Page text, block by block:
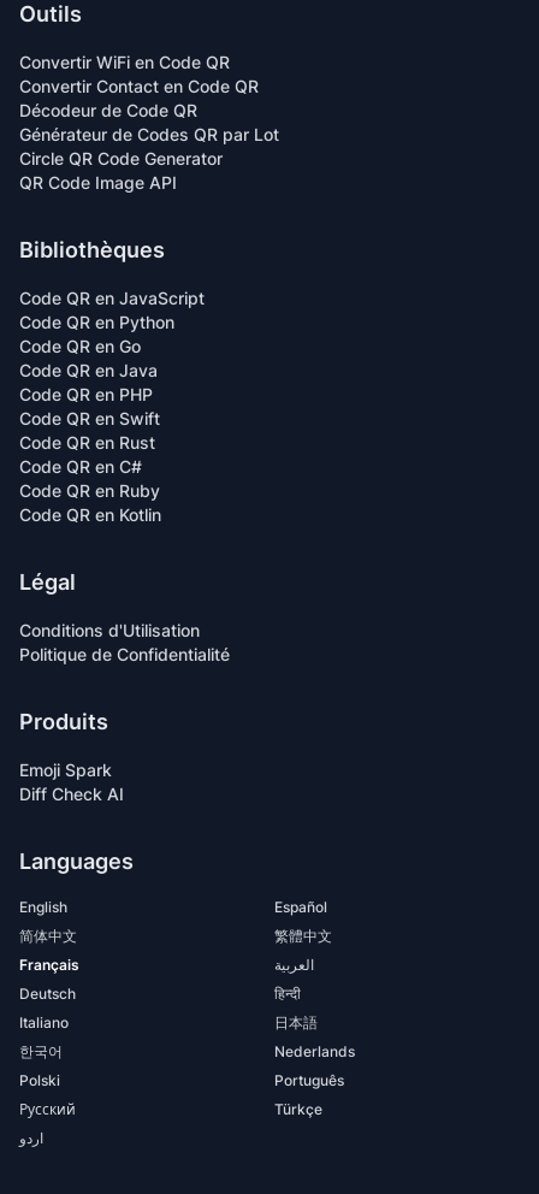
Outils
Convertir WiFi en Code QR
Convertir Contact en Code QR
Décodeur de Code QR
Générateur de Codes QR par Lot
Circle QR Code Generator
QR Code Image API
Bibliothèques
Code QR en JavaScript
Code QR en Python
Code QR en Go
Code QR en Java
Code QR en PHP
Code QR en Swift
Code QR en Rust
Code QR en C#
Code QR en Ruby
Code QR en Kotlin
Légal
Conditions d'Utilisation
Politique de Confidentialité
Produits
Emoji Spark
Diff Check AI
Languages
English
Español
简体中文
繁體中文
Français
العربية
Deutsch
हिन्दी
Italiano
日本語
한국어
Nederlands
Polski
Português
Русский
Türkçe
اردو